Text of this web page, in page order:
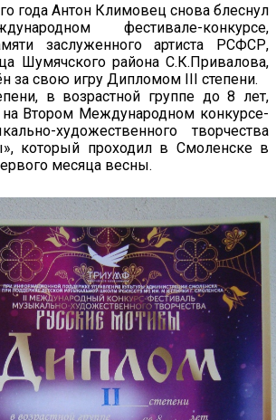
года Антон Климовец снова блеснул
фестивале-конкурсе,
заслуженного артиста РСФСР,
Шумячского района С.К.Привалова,
за свою игру Дипломом III степени.
в возрастной группе до 8 лет,
Втором Международном конкурсе-
художественного творчества
который проходил в Смоленске в
месяца весны.